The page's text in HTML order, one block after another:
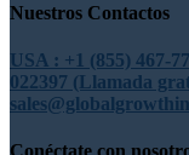
Nuestros Contactos
USA : +1 (855) 467-
022397 (Llamada